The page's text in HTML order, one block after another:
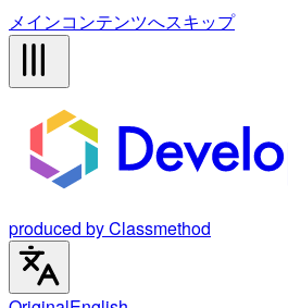
メインコンテンツへスキップ
produced by Classmethod